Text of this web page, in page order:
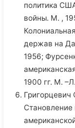
политика
войны. М. ,
держав на
1956;
1900 гг. М.
Григорцевич